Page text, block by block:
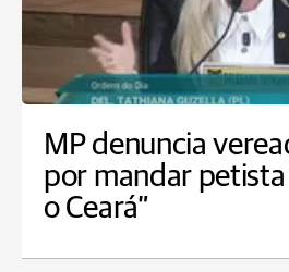
MP denuncia
por mandar
o Ceará”